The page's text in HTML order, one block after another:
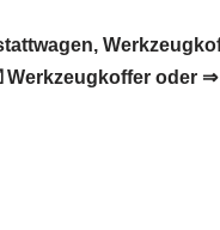
oder